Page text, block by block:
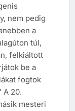
nem pedig
a
túl,
felkiáltott
be a
fogtok
A 20.
mesteri